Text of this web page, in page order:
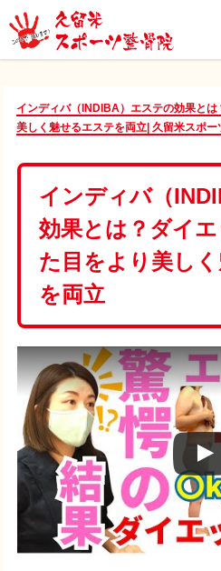
インディバ（INDIBA）エステの効果と
美しく魅せるエステを両立| 久留米スポー
インディバ（
効果とは？ダイ
た目をより美し
を両立